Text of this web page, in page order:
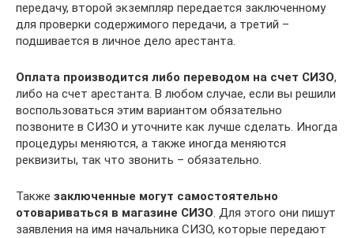
передачу, второй экземпляр передается заключенному
для проверки содержимого передачи, а третий –
подшивается в личное дело арестанта.
Оплата производится либо переводом на счет СИЗО,
либо на счет арестанта. В любом случае, если вы решили
воспользоваться этим вариантом обязательно
позвоните в СИЗО и уточните как лучше сделать. Иногда
процедуры меняются, а также иногда меняются
реквизиты, так что звонить – обязательно.
Также заключенные могут самостоятельно
отовариваться в магазине СИЗО. Для этого они пишут
заявления на имя начальника СИЗО, которые передают